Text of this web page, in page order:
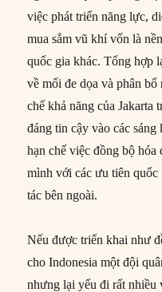
việc phát triển năng lực,
mua sắm vũ khí vốn là
quốc gia khác. Tổng hợp
về mối đe dọa và phân
chế khả năng của Jakarta
đáng tin cậy vào các
hạn chế việc đồng bộ
mình với các ưu tiên quốc
tác bên ngoài.
Nếu được triển khai như
cho Indonesia một đội
nhưng lại yếu đi rất nhiều